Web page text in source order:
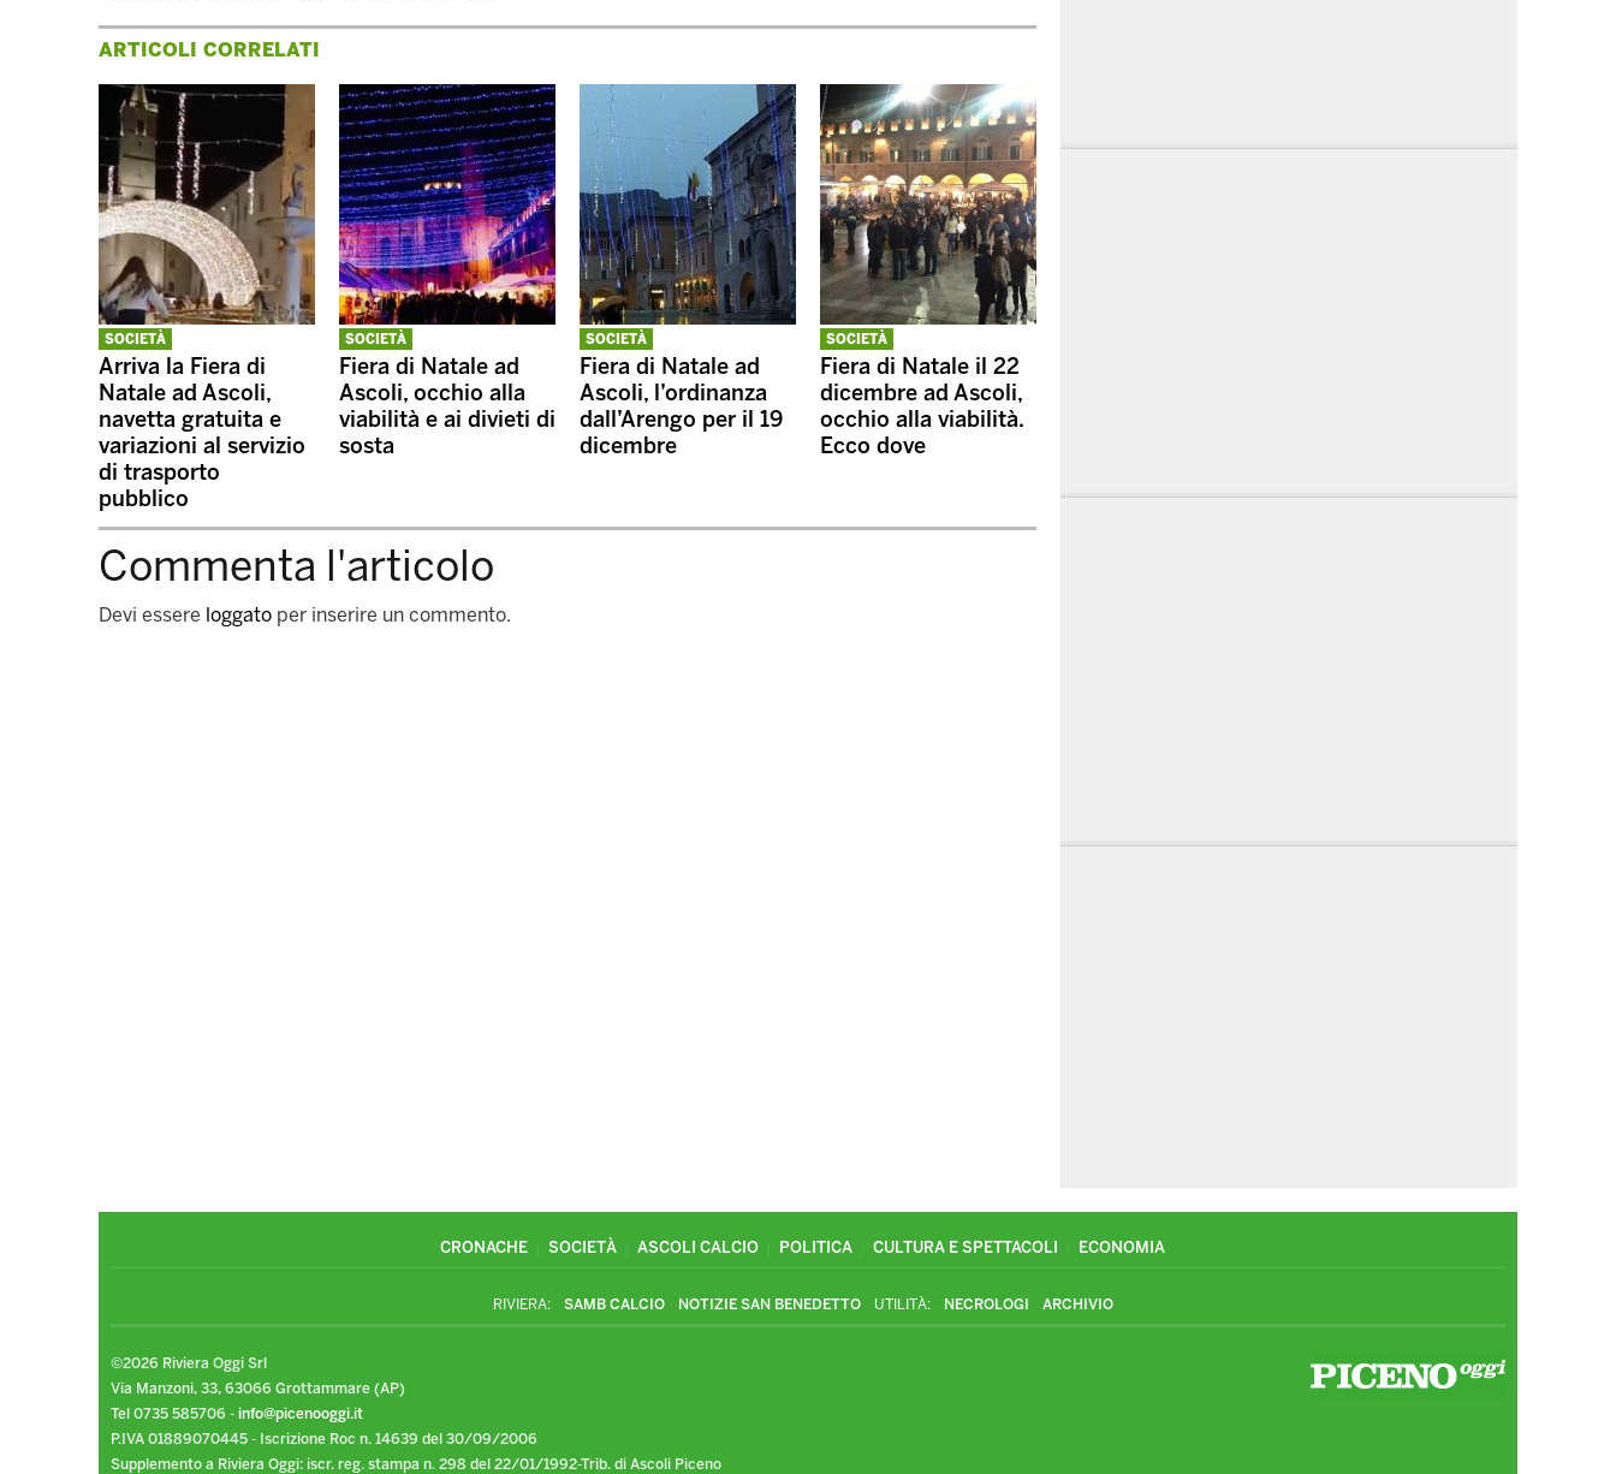
ARTICOLI CORRELATI
SOCIETÀ
Arriva la Fiera di
Natale ad Ascoli,
navetta gratuita e
variazioni al servizio
di trasporto
pubblico
SOCIETÀ
Fiera di Natale ad
Ascoli, occhio alla
viabilità e ai divieti di
sosta
SOCIETÀ
Fiera di Natale ad
Ascoli, l’ordinanza
dall’Arengo per il 19
dicembre
SOCIETÀ
Fiera di Natale il 22
dicembre ad Ascoli,
occhio alla viabilità.
Ecco dove
Commenta l'articolo
Devi essere loggato per inserire un commento.
CRONACHE SOCIETÀ ASCOLI CALCIO POLITICA CULTURA E SPETTACOLI ECONOMIA
RIVIERA: SAMB CALCIO NOTIZIE SAN BENEDETTO UTILITÀ: NECROLOGI ARCHIVIO
©2026 Riviera Oggi Srl
Via Manzoni, 33, 63066 Grottammare (AP)
Tel 0735 585706 - info@picenooggi.it
P.IVA 01889070445 - Iscrizione Roc n. 14639 del 30/09/2006
Supplemento a Riviera Oggi: iscr. reg. stampa n. 298 del 22/01/1992-Trib. di Ascoli Piceno